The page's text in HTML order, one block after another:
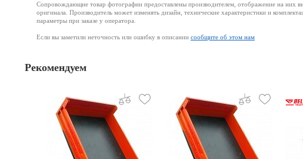
Сопровождающие товар фотографии предоставлены производителем, отображение на них
оригинала. Производитель может изменять дизайн, технические характеристики и
параметры при заказе у оператора.
Если вы заметили неточность или ошибку в описании сообщите об этом нам
Рекомендуем